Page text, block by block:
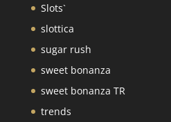
Slots`
slottica
sugar rush
sweet bonanza
sweet bonanza TR
trends